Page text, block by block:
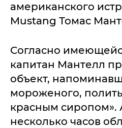
американского
Mustang Томас
Согласно
капитан Мантелл
объект,
мороженого,
красным сиропом».
несколько часов